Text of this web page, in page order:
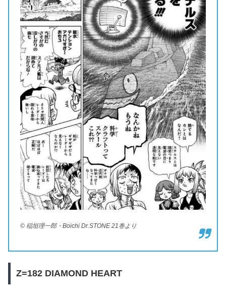
© 稲垣理一郎・Boichi Dr.STONE 21巻より
Z=182 DIAMOND HEART